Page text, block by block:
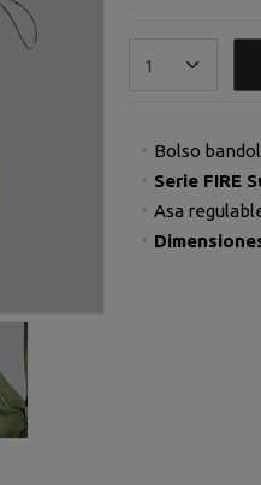
Bolso
Serie FIRE
Asa